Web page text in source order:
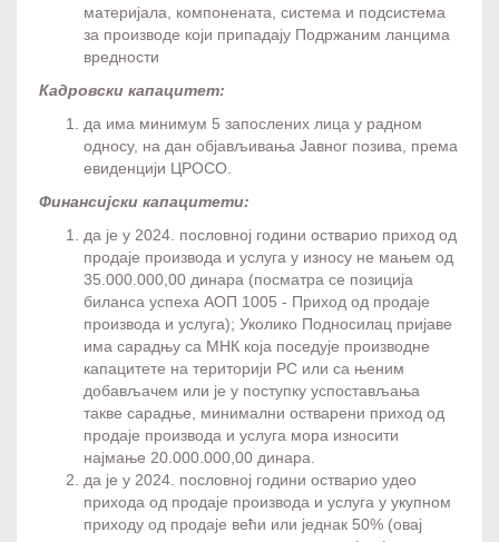
материјала, компонената, система и подсистема
за производе који припадају Подржаним ланцима
вредности
Кадровски капацитет:
да има минимум 5 запослених лица у радном
односу, на дан објављивања Јавног позива, према
евиденцији ЦРОСО.
Финансијски капацитети:
да је у 2024. пословној години остварио приход од
продаје производа и услуга у износу не мањем од
35.000.000,00 динара (посматра се позиција
биланса успеха АОП 1005 - Приход од продаје
производа и услуга); Уколико Подносилац пријаве
има сарадњу са МНК која поседује производне
капацитете на територији РС или са њеним
добављачем или је у поступку успостављања
такве сарадње, минимални остварени приход од
продаје производа и услуга мора износити
најмање 20.000.000,00 динара.
да је у 2024. пословној години остварио удео
прихода од продаје производа и услуга у укупном
приходу од продаје већи или једнак 50% (овај